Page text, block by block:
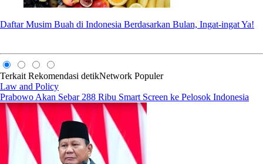
Daftar Musim Buah di Indonesia Berdasarkan Bulan, Ingat-ingat Ya!
Terkait Rekomendasi detikNetwork Populer
Law and Policy
Prabowo Akan Sebar 288 Ribu Smart Screen ke Pelosok Indonesia